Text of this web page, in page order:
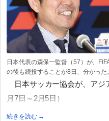
日本代表の森保一監督（57）が、
の後も続投することが8日、分かった
日本サッカー協会が、アジ
月7日～2月5日）
続きを読む →